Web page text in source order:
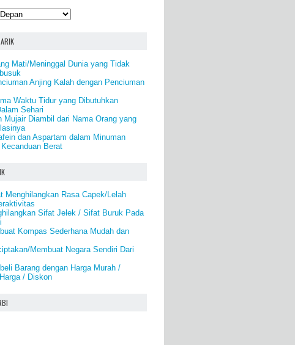
Mati/Meninggal Dunia yang Tidak
Anjing Kalah dengan Penciuman
Waktu Tidur yang Dibutuhkan
Sehari
Mujair Diambil dari Nama Orang yang
dan Aspartam dalam Minuman
Berat
Menghilangkan Rasa Capek/Lelah
Sifat Jelek / Sifat Buruk Pada
Kompas Sederhana Mudah dan
Membuat Negara Sendiri Dari
Barang dengan Harga Murah /
/ Diskon